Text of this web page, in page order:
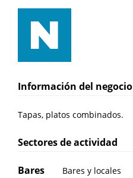
Información del negocio
Tapas, platos combinados.
Sectores de actividad
Bares Bares y locales